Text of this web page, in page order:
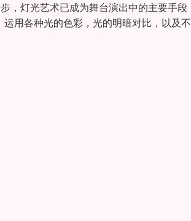
，灯光艺术已成为舞台演出中的主要手段
用各种光的色彩，光的明暗对比，以及